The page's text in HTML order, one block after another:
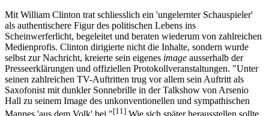
Mit William Clinton trat schliesslich ein 'ungelernter Schauspieler'
als authentischere Figur des politischen Lebens ins
Scheinwerferlicht, begeleitet und beraten wiederum von zahlreichen
Medienprofis. Clinton dirigierte nicht die Inhalte, sondern wurde
selbst zur Nachricht, kreierte sein eigenes image ausserhalb der
Presseerklärungen und offiziellen Protokollveranstaltungen. "Unter
seinen zahlreichen TV-Auftritten trug vor allem sein Auftritt als
Saxofonist mit dunkler Sonnebrille in der Talkshow von Arsenio
Hall zu seinem Image des unkonventionellen und sympathischen
Mannes 'aus dem Volk' bei."[11] Wie sich später herausstellen sollte,